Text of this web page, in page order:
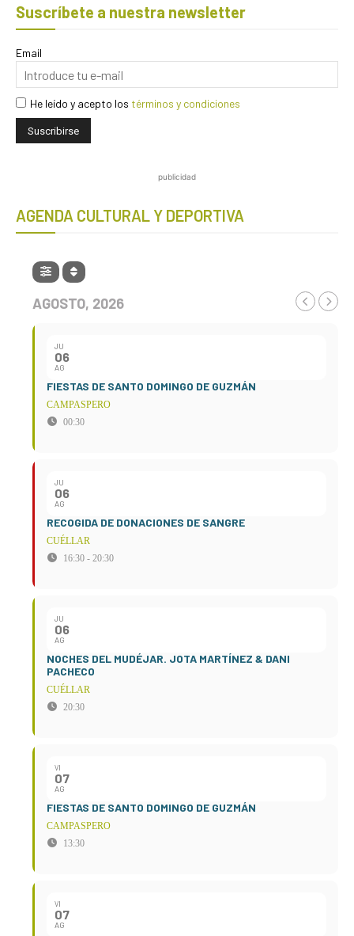
Suscríbete a nuestra newsletter
Email
He leído y acepto los términos y condiciones
publicidad
AGENDA CULTURAL Y DEPORTIVA
AGOSTO, 2026
JU
06
AG
FIESTAS DE SANTO DOMINGO DE GUZMÁN
CAMPASPERO
00:30
JU
06
AG
RECOGIDA DE DONACIONES DE SANGRE
CUÉLLAR
16:30 - 20:30
JU
06
AG
NOCHES DEL MUDÉJAR. JOTA MARTÍNEZ & DANI
PACHECO
CUÉLLAR
20:30
VI
07
AG
FIESTAS DE SANTO DOMINGO DE GUZMÁN
CAMPASPERO
13:30
VI
07
AG